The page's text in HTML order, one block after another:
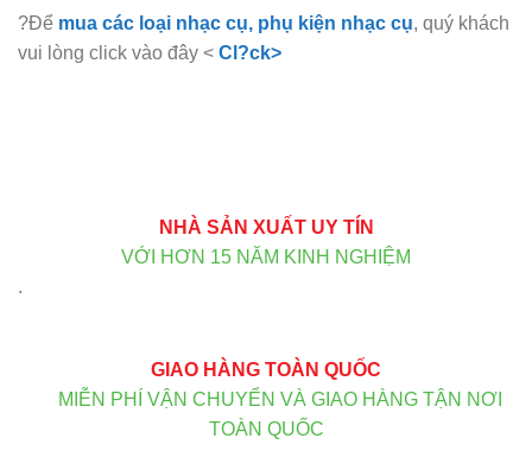
?Để mua các loại nhạc cụ, phụ kiện nhạc cụ, quý khách
vui lòng click vào đây < Cl?ck>
NHÀ SẢN XUẤT UY TÍN
VỚI HƠN 15 NĂM KINH NGHIỆM
.
GIAO HÀNG TOÀN QUỐC
MIỄN PHÍ VẬN CHUYỂN VÀ GIAO HÀNG TẬN NƠI
TOÀN QUỐC